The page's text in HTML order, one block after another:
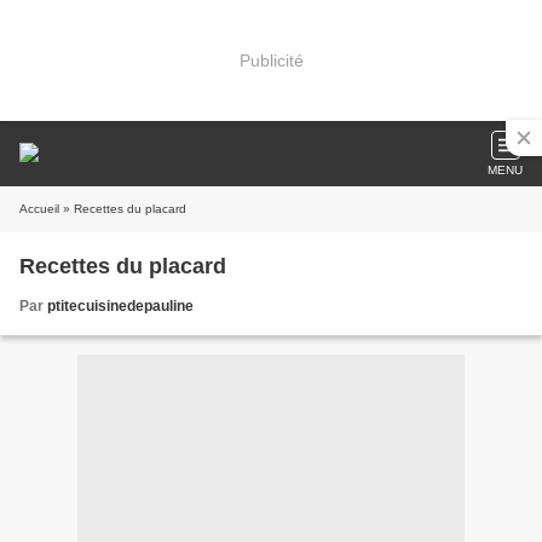
Publicité
MENU
Accueil » Recettes du placard
Recettes du placard
Par ptitecuisinedepauline